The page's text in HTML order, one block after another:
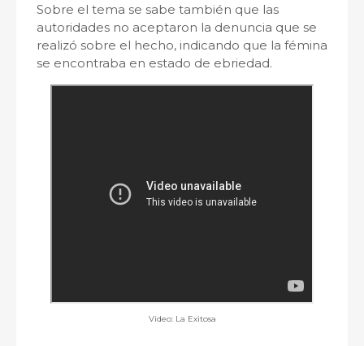
Sobre el tema se sabe también que las
autoridades no aceptaron la denuncia que se
realizó sobre el hecho, indicando que la fémina
se encontraba en estado de ebriedad.
Video: La Exitosa